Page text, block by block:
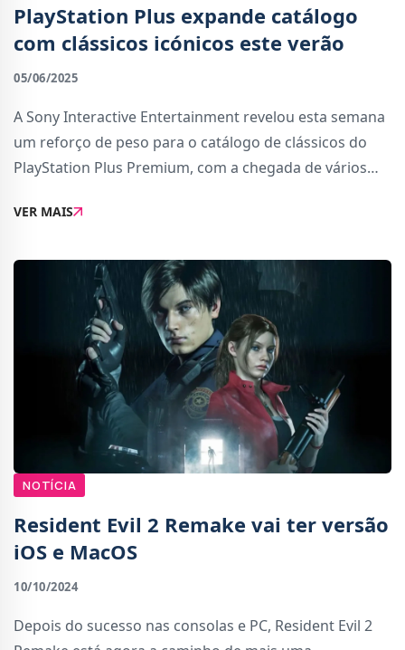
PlayStation Plus expande catálogo
com clássicos icónicos este verão
05/06/2025
A Sony Interactive Entertainment revelou esta semana
um reforço de peso para o catálogo de clássicos do
PlayStation Plus Premium, com a chegada de vários
hoje, dia 5 de junho, com os clá
VER MAIS
NOTÍCIA
Resident Evil 2 Remake vai ter versão
iOS e MacOS
10/10/2024
Depois do sucesso nas consolas e PC, Resident Evil 2